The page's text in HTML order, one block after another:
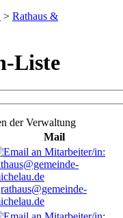
> Rathaus &
Liste
der Verwaltung
Mail
rathaus@gemeinde-